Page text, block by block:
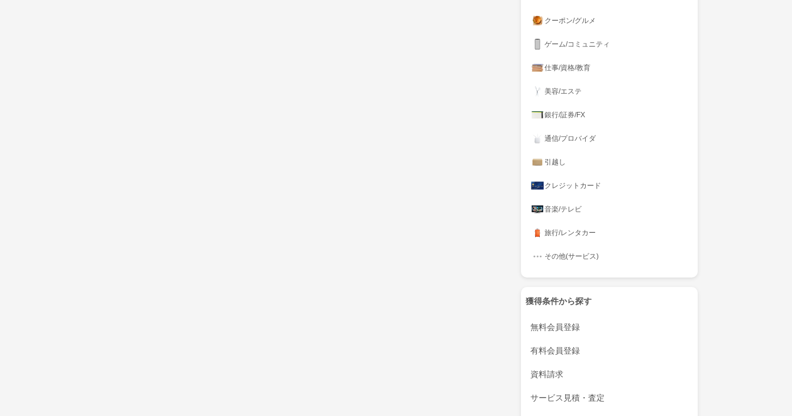
クーポン/グルメ
ゲーム/コミュニティ
仕事/資格/教育
美容/エステ
銀行/証券/FX
通信/プロバイダ
引越し
クレジットカード
音楽/テレビ
旅行/レンタカー
その他(サービス)
獲得条件から探す
無料会員登録
有料会員登録
資料請求
サービス見積・査定